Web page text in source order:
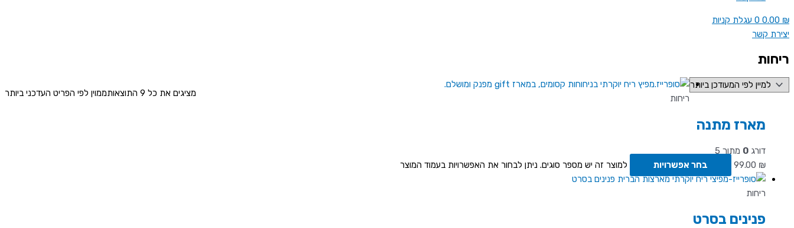
0.00 ₪
0 עגלת קניות
יצירת קשר
ריחות
מציגים את כל ⁦9⁩ התוצאות ממוין לפי הפריט העדכני ביותר ריחות
מארז מתנה
דורג 0 מתוך 5
99.00 ₪ בחר אפשרויות למוצר זה יש מספר סוגים. ניתן לבחור את האפשרויות בעמוד המוצר
ריחות
פנינים בסרט